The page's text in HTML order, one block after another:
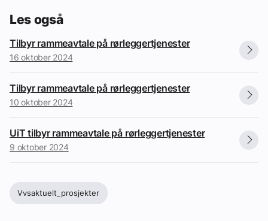
Les også
Tilbyr rammeavtale på rørleggertjenester
16 oktober 2024
Tilbyr rammeavtale på rørleggertjenester
10 oktober 2024
UiT tilbyr rammeavtale på rørleggertjenester
9 oktober 2024
Vvsaktuelt_prosjekter